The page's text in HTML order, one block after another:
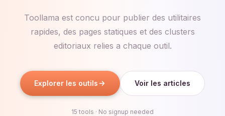
Toollama est concu pour publier des utilitaires
rapides, des pages statiques et des clusters
editoriaux relies a chaque outil.
Explorer les outils Voir les articles
15 tools · No signup needed